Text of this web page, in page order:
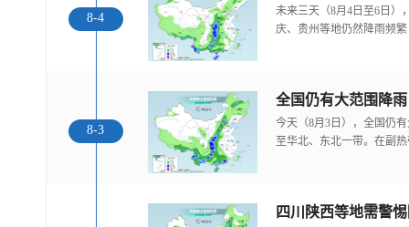
8-4
未来三天（8月4日至6日）
庆、贵州等地仍然降雨频
8-3
全国仍有大范围降
今天（8月3日），全国仍
至华北、东北一带。在副